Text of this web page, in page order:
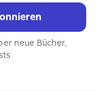
neue Bücher,